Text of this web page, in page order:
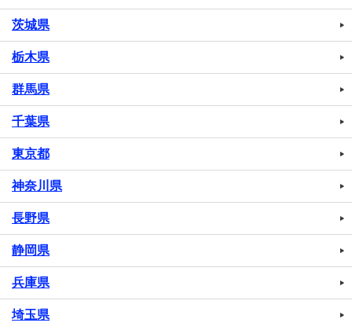
茨城県
栃木県
群馬県
千葉県
東京都
神奈川県
長野県
静岡県
兵庫県
埼玉県